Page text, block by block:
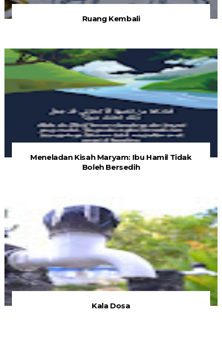
Ruang Kembali
Meneladan Kisah Maryam: Ibu Hamil Tidak
Boleh Bersedih
Kala Dosa